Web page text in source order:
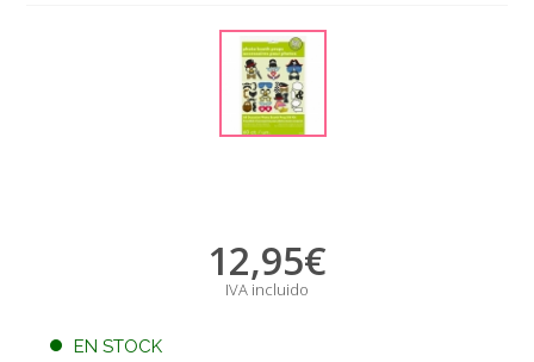
12,95€
IVA incluido
EN STOCK